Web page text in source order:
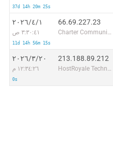
37d 14h 20m 25s
١‏/٤‏/٢٠٢٦
٣:٣٠:٤١ ص
11d 14h 56m 15s
66.69.227.23
Charter Communications Inc
٢٠‏/٣‏/٢٠٢٦
١٢:٣٤:٢٦ م
0s
213.188.89.212
HostRoyale Technologies Pvt Ltd